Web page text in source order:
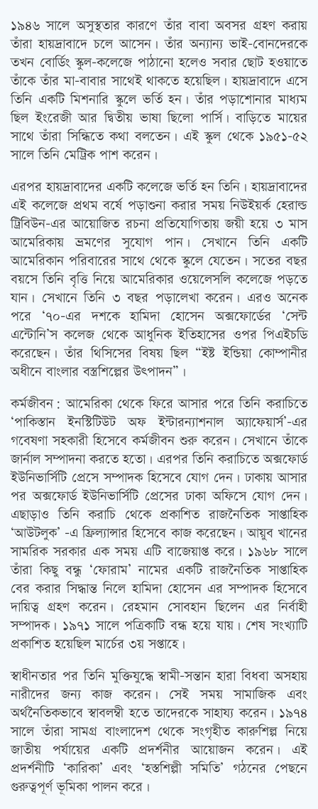
১৯৪৬ সালে অসুস্থতার কারণে তাঁর বাবা অবসর গ্রহণ করায়
তাঁরা হায়দ্রাবাদে চলে আসেন। তাঁর অন্যান্য ভাই-বোনদেরকে
তখন বোর্ডিং স্কুল-কলেজে পাঠানো হলেও সবার ছোট হওয়াতে
তাঁকে তাঁর মা-বাবার সাথেই থাকতে হয়েছিল। হায়দ্রাবাদে এসে
তিনি একটি মিশনারি স্কুলে ভর্তি হন। তাঁর পড়াশোনার মাধ্যম
ছিল ইংরেজী আর দ্বিতীয় ভাষা ছিলো পার্সি। বাড়িতে মায়ের
সাথে তাঁরা সিন্ধিতে কথা বলতেন। এই স্কুল থেকে ১৯৫১-৫২
সালে তিনি মেট্রিক পাশ করেন।
এরপর হায়দ্রাবাদের একটি কলেজে ভর্তি হন তিনি। হায়দ্রাবাদের
এই কলেজে প্রথম বর্ষে পড়াশুনা করার সময় নিউইয়র্ক হেরাল্ড
ট্রিবিউন-এর আয়োজিত রচনা প্রতিযোগিতায় জয়ী হয়ে ৩ মাস
আমেরিকায় ভ্রমণের সুযোগ পান। সেখানে তিনি একটি
আমেরিকান পরিবারের সাথে থেকে স্কুলে যেতেন। সতের বছর
বয়সে তিনি বৃত্তি নিয়ে আমেরিকার ওয়েলেসলি কলেজে পড়তে
যান। সেখানে তিনি ৩ বছর পড়ালেখা করেন। এরও অনেক
পরে ‘৭০-এর দশকে হামিদা হোসেন অক্সফোর্ডের ‘সেন্ট
এন্টোনি’স কলেজ থেকে আধুনিক ইতিহাসের ওপর পিএইচডি
করেছেন। তাঁর থিসিসের বিষয় ছিল “ইষ্ট ইন্ডিয়া কোম্পানীর
অধীনে বাংলার বস্ত্রশিল্পের উৎপাদন”।
কর্মজীবন: আমেরিকা থেকে ফিরে আসার পরে তিনি করাচিতে
‘পাকিস্তান ইনস্টিটিউট অফ ইন্টারন্যাশনাল অ্যাফেয়ার্স’-এর
গবেষণা সহকারী হিসেবে কর্মজীবন শুরু করেন। সেখানে তাঁকে
জার্নাল সম্পাদনা করতে হতো। এরপর তিনি করাচিতে অক্সফোর্ড
ইউনিভার্সিটি প্রেসে সম্পাদক হিসেবে যোগ দেন। ঢাকায় আসার
পর অক্সফোর্ড ইউনিভার্সিটি প্রেসের ঢাকা অফিসে যোগ দেন।
এছাড়াও তিনি করাচি থেকে প্রকাশিত রাজনৈতিক সাপ্তাহিক
‘আউটলুক’ -এ ফ্রিল্যান্সার হিসেবে কাজ করেছেন। আয়ুব খানের
সামরিক সরকার এক সময় এটি বাজেয়াপ্ত করে। ১৯৬৮ সালে
তাঁরা কিছু বন্ধু ‘ফোরাম’ নামের একটি রাজনৈতিক সাপ্তাহিক
বের করার সিদ্ধান্ত নিলে হামিদা হোসেন এর সম্পাদক হিসেবে
দায়িত্ব গ্রহণ করেন। রেহমান সোবহান ছিলেন এর নির্বাহী
সম্পাদক। ১৯৭১ সালে পত্রিকাটি বন্ধ হয়ে যায়। শেষ সংখ্যাটি
প্রকাশিত হয়েছিল মার্চের ৩য় সপ্তাহে।
স্বাধীনতার পর তিনি মুক্তিযুদ্ধে স্বামী-সন্তান হারা বিধবা অসহায়
নারীদের জন্য কাজ করেন। সেই সময় সামাজিক এবং
অর্থনৈতিকভাবে স্বাবলম্বী হতে তাদেরকে সাহায্য করেন। ১৯৭৪
সালে তাঁরা সামগ্র বাংলাদেশ থেকে সংগৃহীত কারুশিল্প নিয়ে
জাতীয় পর্যায়ের একটি প্রদর্শনীর আয়োজন করেন। এই
প্রদর্শনীটি ‘কারিকা’ এবং ‘হস্তশিল্পী সমিতি’ গঠনের পেছনে
গুরুত্বপূর্ণ ভূমিকা পালন করে।